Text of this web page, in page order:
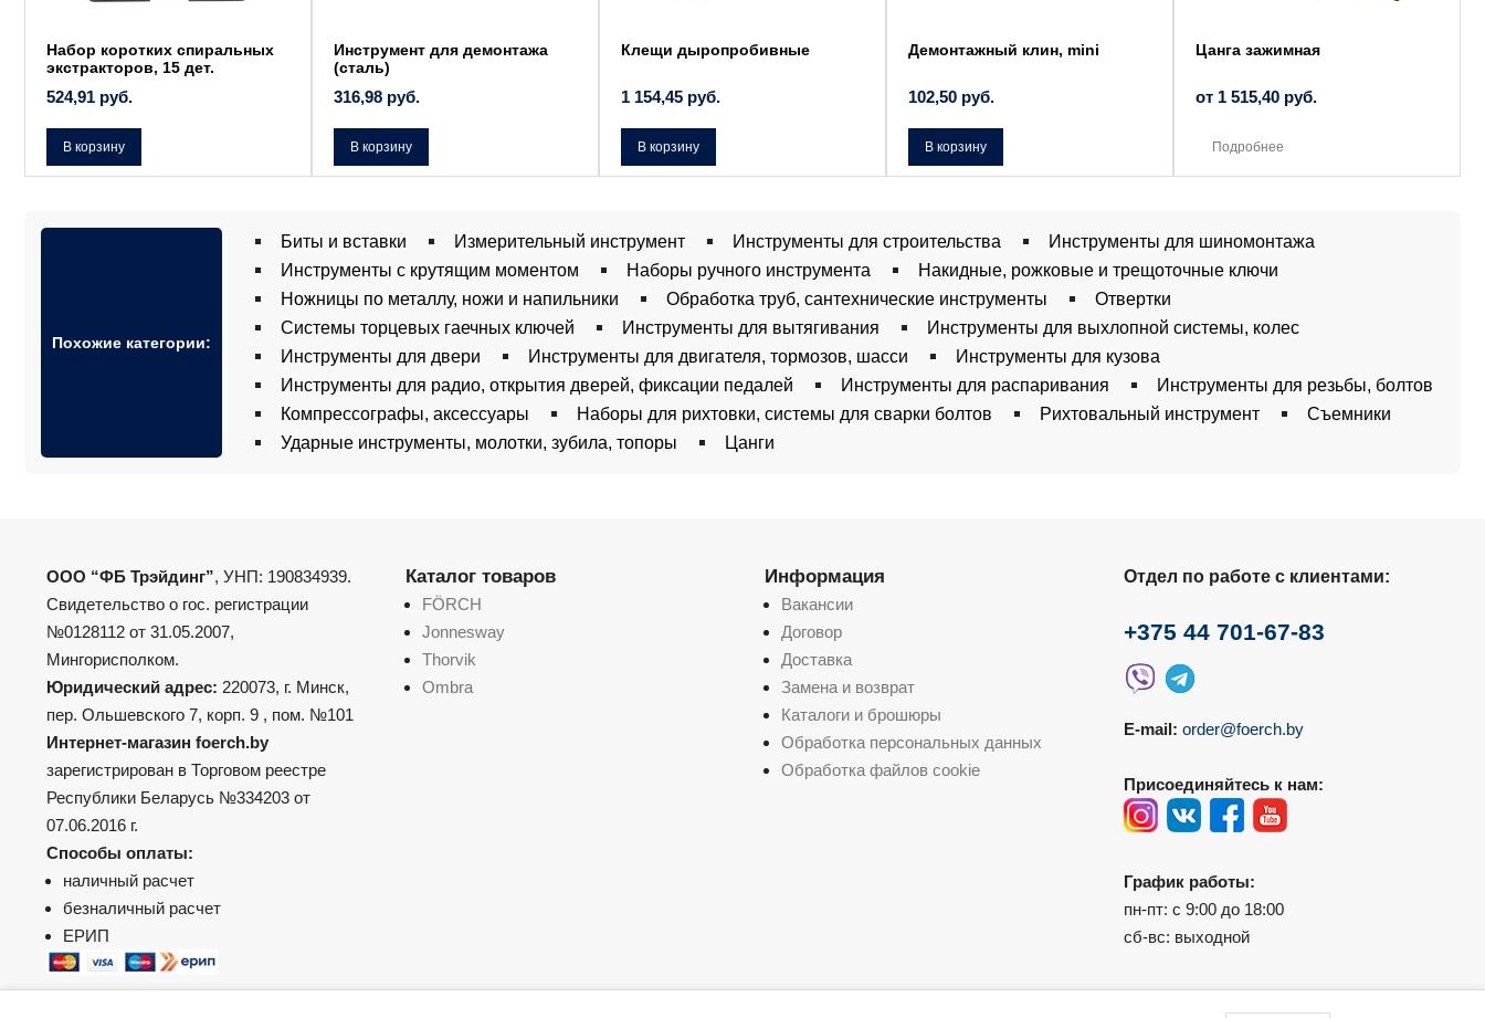
Набор коротких спиральных
экстракторов, 15 дет.
524,91 руб.
В корзину
Инструмент для демонтажа
(сталь)
316,98 руб.
В корзину
Клещи дыропробивные
1 154,45 руб.
В корзину
Демонтажный клин, mini
102,50 руб.
В корзину
Цанга зажимная
от 1 515,40 руб.
Подробнее
Похожие категории:
Биты и вставки Измерительный инструмент Инструменты для строительства
Инструменты для шиномонтажа
Инструменты с крутящим моментом
Наборы ручного инструмента
Накидные, рожковые и трещоточные ключи
Ножницы по металлу, ножи и напильники
Обработка труб, сантехнические инструменты
Отвертки
Системы торцевых гаечных ключей
Инструменты для вытягивания
Инструменты для выхлопной системы, колес
Инструменты для двери
Инструменты для двигателя, тормозов, шасси
Инструменты для кузова
Инструменты для радио, открытия дверей, фиксации педалей
Инструменты для распаривания
Инструменты для резьбы, болтов
Компрессографы, аксессуары
Наборы для рихтовки, системы для сварки болтов Рихтовальный инструмент
Съемники
Ударные инструменты, молотки, зубила, топоры
Цанги
ООО “ФБ Трэйдинг”, УНП: 190834939.
Свидетельство о гос. регистрации
№0128112 от 31.05.2007,
Мингорисполком.
Юридический адрес: 220073, г. Минск,
пер. Ольшевского 7, корп. 9 , пом. №101
Интернет-магазин foerch.by
зарегистрирован в Торговом реестре
Республики Беларусь №334203 от
07.06.2016 г.
Способы оплаты:
наличный расчет
безналичный расчет
ЕРИП
Каталог товаров
FÖRCH
Jonnesway
Thorvik
Ombra
Информация
Вакансии
Договор
Доставка
Замена и возврат
Каталоги и брошюры
Обработка персональных данных
Обработка файлов cookie
Отдел по работе с клиентами:
+375 44 701-67-83
E-mail: order@foerch.by
Присоединяйтесь к нам:
График работы:
пн-пт: с 9:00 до 18:00
сб-вс: выходной